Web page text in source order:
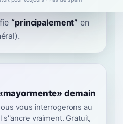
“principalement” en
demain
vous interrogerons au
vraiment. Gratuit,